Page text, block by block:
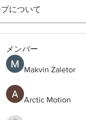
について
メンバー
Makvin Zaletor
Arctic Motion